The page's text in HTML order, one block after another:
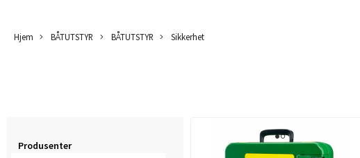
Hjem BÅTUTSTYR BÅTUTSTYR Sikkerhet
Produsenter